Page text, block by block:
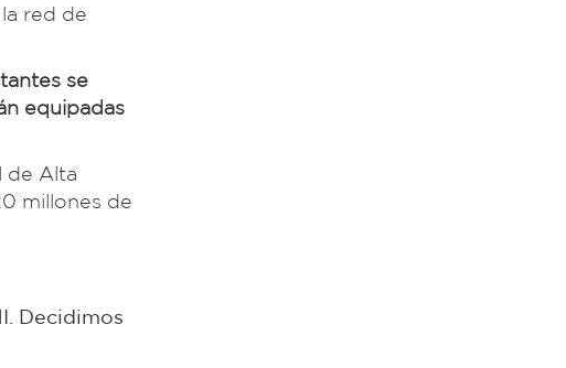
red de
se
equipadas
de Alta
millones de
Decidimos